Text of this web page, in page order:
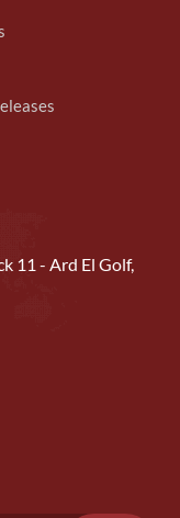
11 - Ard El Golf,